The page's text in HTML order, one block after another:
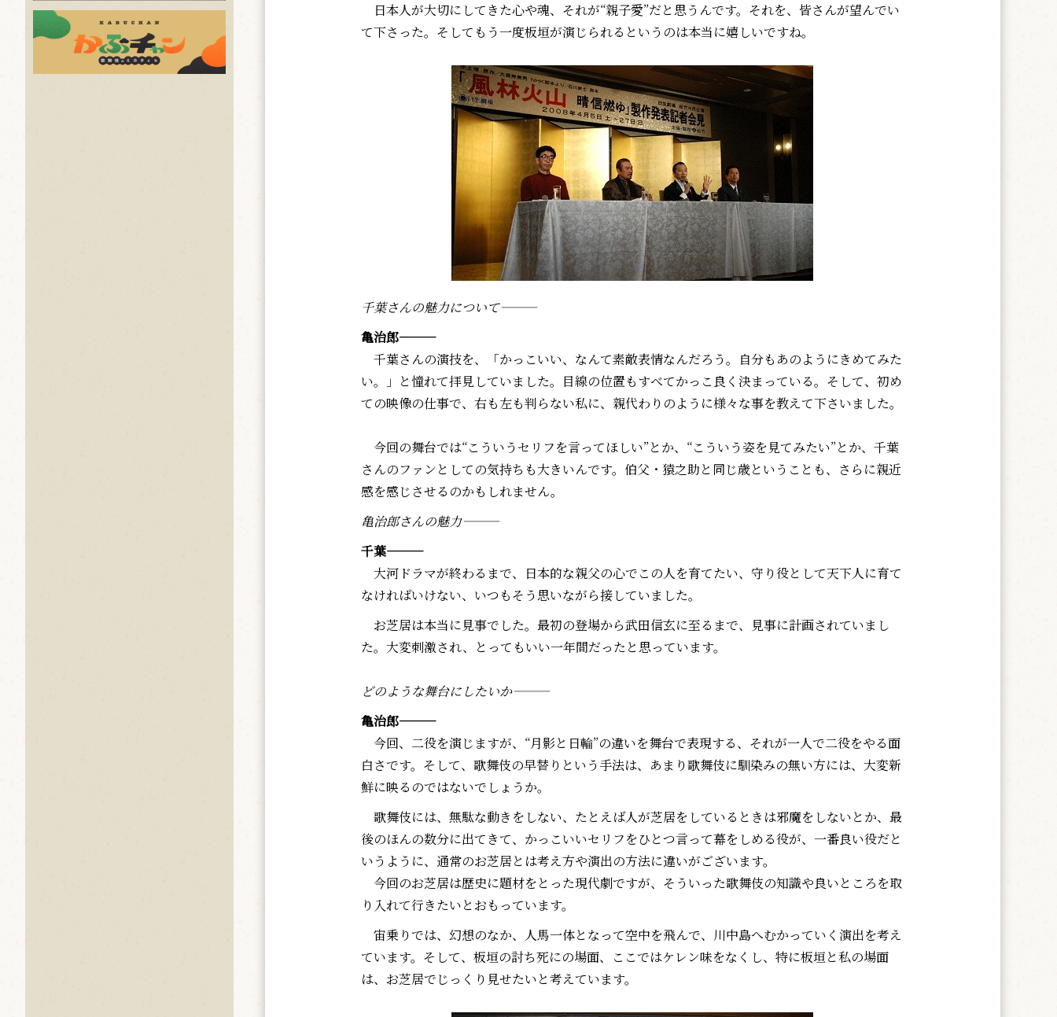
日本人が大切にしてきた心や魂、それが“親子愛”だと思うんです。それを、皆さんが望んでい
て下さった。そしてもう一度板垣が演じられるというのは本当に嬉しいですね。
千葉さんの魅力について―――
亀治郎―――
千葉さんの演技を、「かっこいい、なんて素敵表情なんだろう。自分もあのようにきめてみた
い。」と憧れて拝見していました。目線の位置もすべてかっこ良く決まっている。そして、初め
ての映像の仕事で、右も左も判らない私に、親代わりのように様々な事を教えて下さいました。
今回の舞台では“こういうセリフを言ってほしい”とか、“こういう姿を見てみたい”とか、千葉
さんのファンとしての気持ちも大きいんです。伯父・猿之助と同じ歳ということも、さらに親近
感を感じさせるのかもしれません。
亀治郎さんの魅力―――
千葉―――
大河ドラマが終わるまで、日本的な親父の心でこの人を育てたい、守り役として天下人に育て
なければいけない、いつもそう思いながら接していました。
お芝居は本当に見事でした。最初の登場から武田信玄に至るまで、見事に計画されていまし
た。大変刺激され、とってもいい一年間だったと思っています。
どのような舞台にしたいか―――
亀治郎―――
今回、二役を演じますが、“月影と日輪”の違いを舞台で表現する、それが一人で二役をやる面
白さです。そして、歌舞伎の早替りという手法は、あまり歌舞伎に馴染みの無い方には、大変新
鮮に映るのではないでしょうか。
歌舞伎には、無駄な動きをしない、たとえば人が芝居をしているときは邪魔をしないとか、最
後のほんの数分に出てきて、かっこいいセリフをひとつ言って幕をしめる役が、一番良い役だと
いうように、通常のお芝居とは考え方や演出の方法に違いがございます。
今回のお芝居は歴史に題材をとった現代劇ですが、そういった歌舞伎の知識や良いところを取
り入れて行きたいとおもっています。
宙乗りでは、幻想のなか、人馬一体となって空中を飛んで、川中島へむかっていく演出を考え
ています。そして、板垣の討ち死にの場面、ここではケレン味をなくし、特に板垣と私の場面
は、お芝居でじっくり見せたいと考えています。